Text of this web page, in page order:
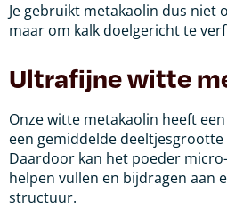
Je gebruikt metakaolin dus niet
maar om kalk doelgericht te
Ultrafijne witte
Onze witte metakaolin heeft
een gemiddelde deeltjesgrootte
Daardoor kan het poeder
helpen vullen en bijdragen aan
structuur.